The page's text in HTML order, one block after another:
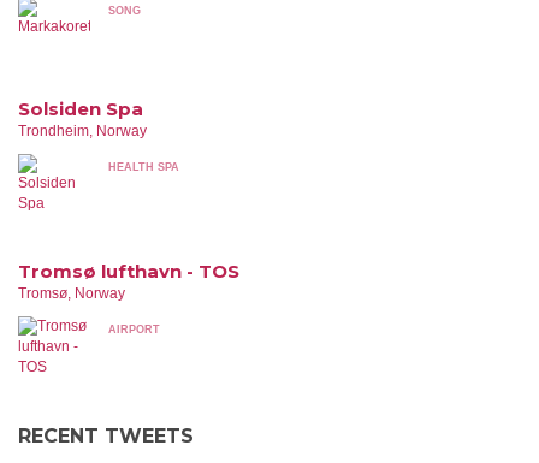
SONG
Solsiden Spa
Trondheim, Norway
HEALTH SPA
Tromsø lufthavn - TOS
Tromsø, Norway
AIRPORT
RECENT TWEETS